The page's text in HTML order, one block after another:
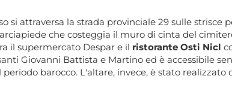
si attraversa la strada provinciale 29 sulle strisce
che costeggia il muro di cinta del
il supermercato Despar e il ristorante Osti Nicl
Giovanni Battista e Martino ed è accessibile
barocco. L'altare, invece, è stato